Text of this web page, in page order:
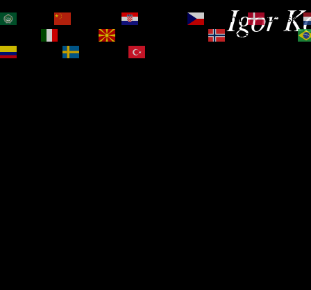
Igor
Čeština‎
Dansk
Norsk bokmål